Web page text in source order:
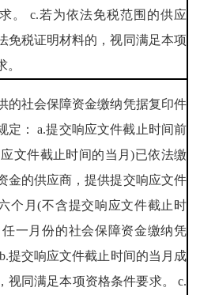
。 c.若为依法免税范围的供应
免税证明材料的，视同满足本项
。
的社会保障资金缴纳凭据复印件
定： a.提交响应文件截止时间前
文件截止时间的当月)已依法缴
金的供应商，提供提交响应文件
个月(不含提交响应文件截止时
一月份的社会保障资金缴纳凭
提交响应文件截止时间的当月成
视同满足本项资格条件要求。 c.